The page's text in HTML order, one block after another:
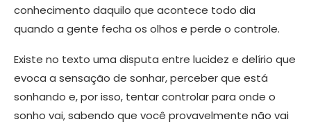
conhecimento daquilo que acontece todo dia
quando a gente fecha os olhos e perde o controle.
Existe no texto uma disputa entre lucidez e delírio que
evoca a sensação de sonhar, perceber que está
sonhando e, por isso, tentar controlar para onde o
sonho vai, sabendo que você provavelmente não vai